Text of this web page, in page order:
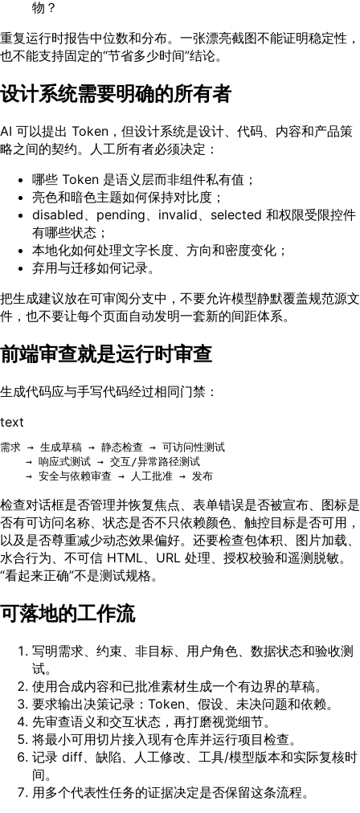
物？
重复运行时报告中位数和分布。一张漂亮截图不能证明稳定性，
也不能支持固定的“节省多少时间”结论。
设计系统需要明确的所有者
AI 可以提出 Token，但设计系统是设计、代码、内容和产品策
略之间的契约。人工所有者必须决定：
哪些 Token 是语义层而非组件私有值；
亮色和暗色主题如何保持对比度；
disabled、pending、invalid、selected 和权限受限控件
有哪些状态；
本地化如何处理文字长度、方向和密度变化；
弃用与迁移如何记录。
把生成建议放在可审阅分支中，不要允许模型静默覆盖规范源文
件，也不要让每个页面自动发明一套新的间距体系。
前端审查就是运行时审查
生成代码应与手写代码经过相同门禁：
text
需求 → 生成草稿 → 静态检查 → 可访问性测试
    → 响应式测试 → 交互/异常路径测试
检查对话框是否管理并恢复焦点、表单错误是否被宣布、图标是
否有可访问名称、状态是否不只依赖颜色、触控目标是否可用，
以及是否尊重减少动态效果偏好。还要检查包体积、图片加载、
水合行为、不可信 HTML、URL 处理、授权校验和遥测脱敏。
“看起来正确”不是测试规格。
可落地的工作流
写明需求、约束、非目标、用户角色、数据状态和验收测
试。
使用合成内容和已批准素材生成一个有边界的草稿。
要求输出决策记录：Token、假设、未决问题和依赖。
先审查语义和交互状态，再打磨视觉细节。
将最小可用切片接入现有仓库并运行项目检查。
记录 diff、缺陷、人工修改、工具/模型版本和实际复核时
间。
用多个代表性任务的证据决定是否保留这条流程。